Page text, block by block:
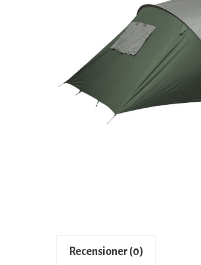
Recensioner (0)